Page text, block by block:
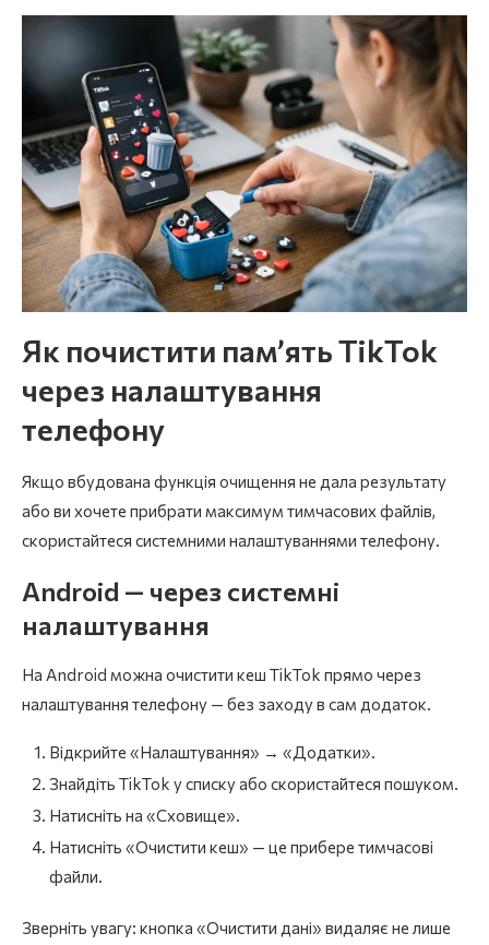
Як почистити пам’ять TikTok
через налаштування
телефону
Якщо вбудована функція очищення не дала результату
або ви хочете прибрати максимум тимчасових файлів,
скористайтеся системними налаштуваннями телефону.
Android — через системні
налаштування
На Android можна очистити кеш TikTok прямо через
налаштування телефону — без заходу в сам додаток.
Відкрийте «Налаштування» → «Додатки».
Знайдіть TikTok у списку або скористайтеся пошуком.
Натисніть на «Сховище».
Натисніть «Очистити кеш» — це прибере тимчасові
файли.
Зверніть увагу: кнопка «Очистити дані» видаляє не лише